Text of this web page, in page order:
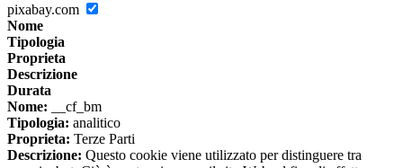
pixabay.com
Nome
Tipologia
Proprieta
Descrizione
Durata
Nome: __cf_bm
Tipologia: analitico
Proprieta: Terze Parti
Descrizione: Questo cookie viene utilizzato per distinguere tra